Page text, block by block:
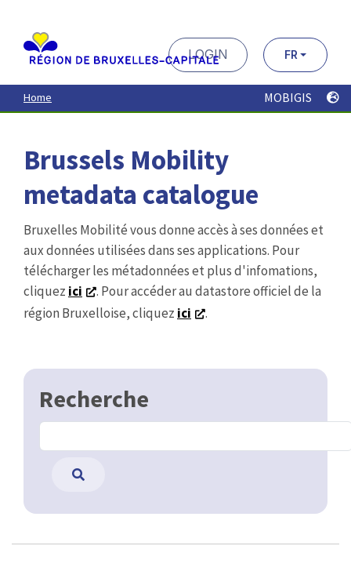
contenu
principal
LOGIN
MOBIGIS
Brussels Mobility
metadata catalogue
Bruxelles Mobilité vous donne accès à ses données et
aux données utilisées dans ses applications. Pour
télécharger les métadonnées et plus d'infomations,
cliquez ici
. Pour accéder au datastore officiel de la
région Bruxelloise, cliquez ici
Recherche